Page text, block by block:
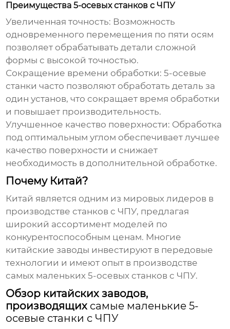
Преимущества 5-осевых станков с ЧПУ
Увеличенная точность: Возможность
одновременного перемещения по пяти осям
позволяет обрабатывать детали сложной
формы с высокой точностью.
Сокращение времени обработки: 5-осевые
станки часто позволяют обработать деталь за
один установ, что сокращает время обработки
и повышает производительность.
Улучшенное качество поверхности: Обработка
под оптимальным углом обеспечивает лучшее
качество поверхности и снижает
необходимость в дополнительной обработке.
Почему Китай?
Китай является одним из мировых лидеров в
производстве станков с ЧПУ, предлагая
широкий ассортимент моделей по
конкурентоспособным ценам. Многие
китайские заводы инвестируют в передовые
технологии и имеют опыт в производстве
самых маленьких 5-осевых станков с ЧПУ.
Обзор китайских заводов,
производящих самые маленькие 5-
осевые станки с ЧПУ